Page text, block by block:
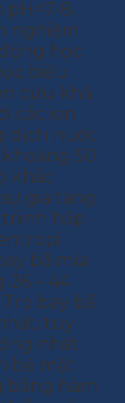
8.
nghiệm
học
biểu
cứu khả
các ion
dịch nước
50
khác
gia tăng
trình hấp
bã mía
26 – 44
bay bã
tuy
nhất
bề mặt
bằng hàm